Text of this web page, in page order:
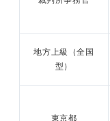
地方上級（全国
型）
東京都